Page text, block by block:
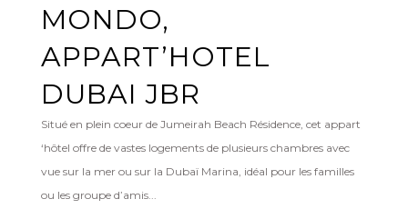
MONDO,
APPART’HOTEL
DUBAI JBR
Situé en plein coeur de Jumeirah Beach Résidence, cet appart
‘hôtel offre de vastes logements de plusieurs chambres avec
vue sur la mer ou sur la Dubaï Marina, idéal pour les familles
ou les groupe d’amis...